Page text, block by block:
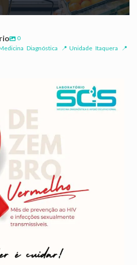
0
Diagnóstica 📍Unidade Itaquera 📍
internacional de...